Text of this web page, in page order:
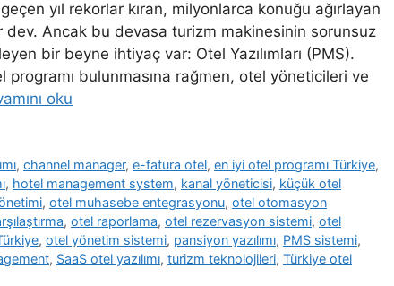
yıl rekorlar kıran, milyonlarca konuğu ağırlayan
dev. Ancak bu devasa turizm makinesinin sorunsuz
bir beyne ihtiyaç var: Otel Yazılımları (PMS).
bulunmasına rağmen, otel yöneticileri ve
oku
,channel manager,e-fatura otel,en iyi otel programı Türkiye,
, hotel management system, kanal yöneticisi, küçük otel
, otel muhasebe entegrasyonu, otel otomasyon
, otel raporlama, otel rezervasyon sistemi, otel
, otel yönetim sistemi, pansiyon yazılımı, PMS sistemi,
, SaaS otel yazılımı, turizm teknolojileri, Türkiye otel